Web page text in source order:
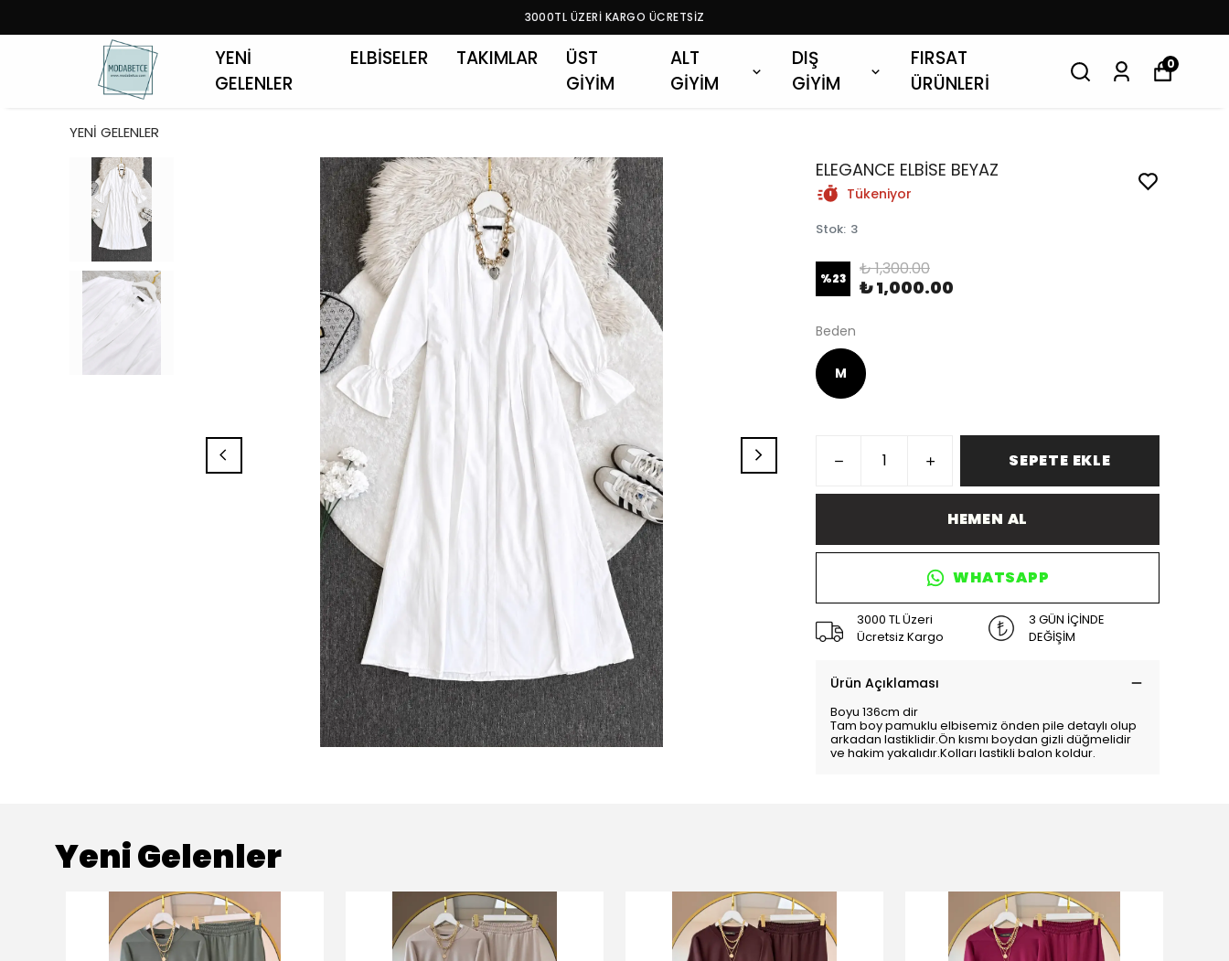
3000TL ÜZERİ KARGO ÜCRETSİZ
YENİ
GELENLER
ELBİSELER TAKIMLAR
ÜST
GİYİM
ALT
GİYİM
DIŞ
GİYİM
FIRSAT
ÜRÜNLERİ
0
YENİ GELENLER
ELEGANCE ELBİSE BEYAZ
Tükeniyor
Stok: 3
%23 ₺ 1,300.00
₺ 1,000.00
Beden
M
SEPETE EKLE
HEMEN AL
WHATSAPP
3000 TL Üzeri
Ücretsiz Kargo
3 GÜN İÇİNDE
DEĞİŞİM
Ürün Açıklaması
Boyu 136cm dir
Tam boy pamuklu elbisemiz önden pile detaylı olup
arkadan lastiklidir.Ön kısmı boydan gizli düğmelidir
ve hakim yakalıdır.Kolları lastikli balon koldur.
Yeni Gelenler